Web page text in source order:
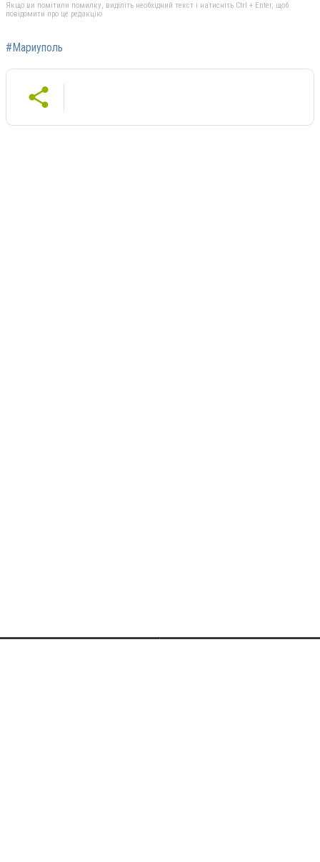
Якщо ви помітили помилку, виділіть необхідний текст і натисніть Ctrl + Enter, щоб
повідомити про це редакцію
#Мариуполь